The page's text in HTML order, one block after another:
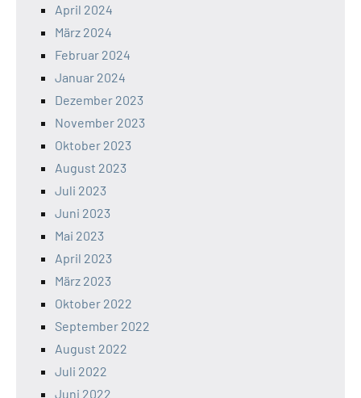
April 2024
März 2024
Februar 2024
Januar 2024
Dezember 2023
November 2023
Oktober 2023
August 2023
Juli 2023
Juni 2023
Mai 2023
April 2023
März 2023
Oktober 2022
September 2022
August 2022
Juli 2022
Juni 2022